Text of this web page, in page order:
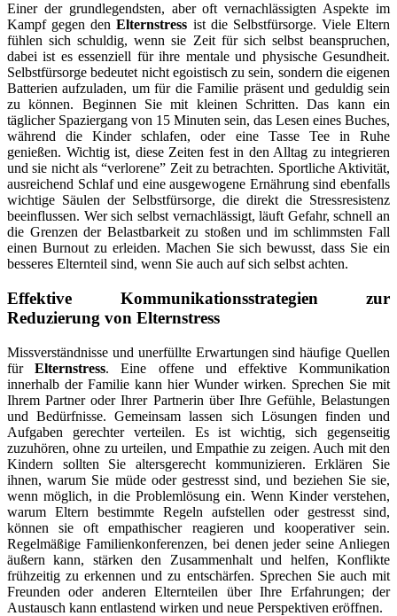
Einer der grundlegendsten, aber oft vernachlässigten Aspekte im
Kampf gegen denElternstress ist die Selbstfürsorge. Viele Eltern
fühlen sich schuldig, wenn sie Zeit für sich selbst beanspruchen,
dabei ist es essenziell für ihre mentale und physische Gesundheit.
Selbstfürsorge bedeutet nicht egoistisch zu sein, sondern die eigenen
Batterien aufzuladen, um für die Familie präsent und geduldig sein
zu können. Beginnen Sie mit kleinen Schritten. Das kann ein
täglicher Spaziergang von 15 Minuten sein, das Lesen eines Buches,
während die Kinder schlafen, oder eine Tasse Tee in Ruhe
genießen. Wichtig ist, diese Zeiten fest in den Alltag zu integrieren
und sie nicht als “verlorene” Zeit zu betrachten. Sportliche Aktivität,
ausreichend Schlaf und eine ausgewogene Ernährung sind ebenfalls
wichtige Säulen der Selbstfürsorge, die direkt die Stressresistenz
beeinflussen. Wer sich selbst vernachlässigt, läuft Gefahr, schnell an
die Grenzen der Belastbarkeit zu stoßen und im schlimmsten Fall
einen Burnout zu erleiden. Machen Sie sich bewusst, dass Sie ein
besseres Elternteil sind, wenn Sie auch auf sich selbst achten.
Effektive Kommunikationsstrategien zur
Reduzierung von Elternstress
Missverständnisse und unerfüllte Erwartungen sind häufige Quellen
fürElternstress. Eine offene und effektive Kommunikation
innerhalb der Familie kann hier Wunder wirken. Sprechen Sie mit
Ihrem Partner oder Ihrer Partnerin über Ihre Gefühle, Belastungen
und Bedürfnisse. Gemeinsam lassen sich Lösungen finden und
Aufgaben gerechter verteilen. Es ist wichtig, sich gegenseitig
zuzuhören, ohne zu urteilen, und Empathie zu zeigen. Auch mit den
Kindern sollten Sie altersgerecht kommunizieren. Erklären Sie
ihnen, warum Sie müde oder gestresst sind, und beziehen Sie sie,
wenn möglich, in die Problemlösung ein. Wenn Kinder verstehen,
warum Eltern bestimmte Regeln aufstellen oder gestresst sind,
können sie oft empathischer reagieren und kooperativer sein.
Regelmäßige Familienkonferenzen, bei denen jeder seine Anliegen
äußern kann, stärken den Zusammenhalt und helfen, Konflikte
frühzeitig zu erkennen und zu entschärfen. Sprechen Sie auch mit
Freunden oder anderen Elternteilen über Ihre Erfahrungen; der
Austausch kann entlastend wirken und neue Perspektiven eröffnen.